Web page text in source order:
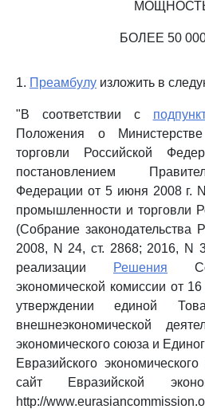
БОЛЕЕ 50
1. Преамбулу изложить в
"В соответствии с
Положения о
торговли Российской
постановлением
Федерации от 5 июня 2008 г.
промышленности и торговли
(Собрание законодательства
2008, N 24, ст. 2868; 2016, N
реализации
Решения
экономической комиссии от
утверждении единой
внешнеэкономической
экономического союза и
Евразийского
сайт Евразийской
http://